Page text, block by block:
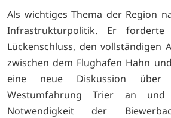
Als wichtiges Thema der Region
Infrastrukturpolitik. Er
Lückenschluss, den vollständigen
zwischen dem Flughafen Hahn
eine neue Diskussion
Westumfahrung Trier an und
Notwendigkeit der